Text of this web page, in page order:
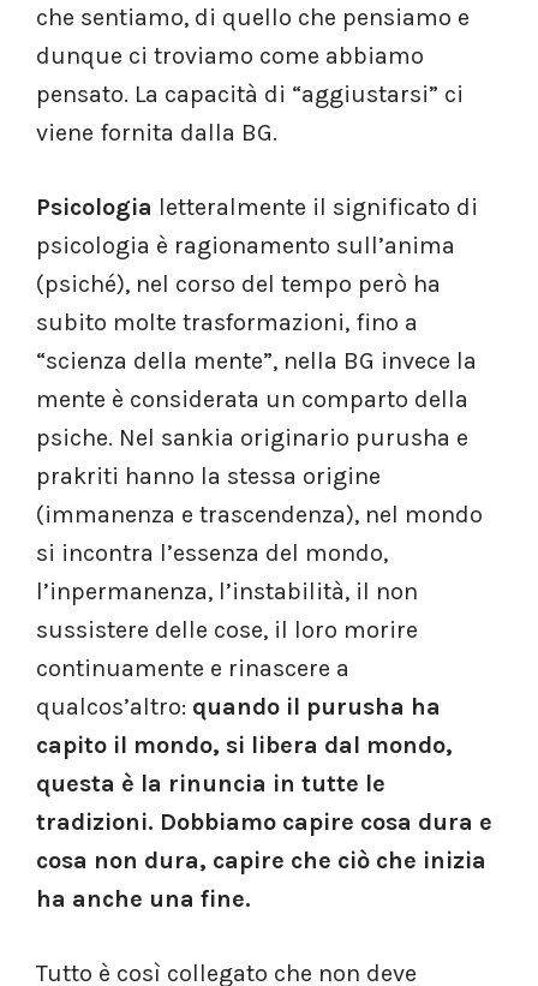
che sentiamo, di quello che pensiamo e
dunque ci troviamo come abbiamo
pensato. La capacità di “aggiustarsi” ci
viene fornita dalla BG.
Psicologia letteralmente il significato di
psicologia è ragionamento sull’anima
(psiché), nel corso del tempo però ha
subito molte trasformazioni, fino a
“scienza della mente”, nella BG invece la
mente è considerata un comparto della
psiche. Nel sankia originario purusha e
prakriti hanno la stessa origine
(immanenza e trascendenza), nel mondo
si incontra l’essenza del mondo,
l’inpermanenza, l’instabilità, il non
sussistere delle cose, il loro morire
continuamente e rinascere a
qualcos’altro: quando il purusha ha
capito il mondo, si libera dal mondo,
questa è la rinuncia in tutte le
tradizioni. Dobbiamo capire cosa dura e
cosa non dura, capire che ciò che inizia
ha anche una fine.
Tutto è così collegato che non deve